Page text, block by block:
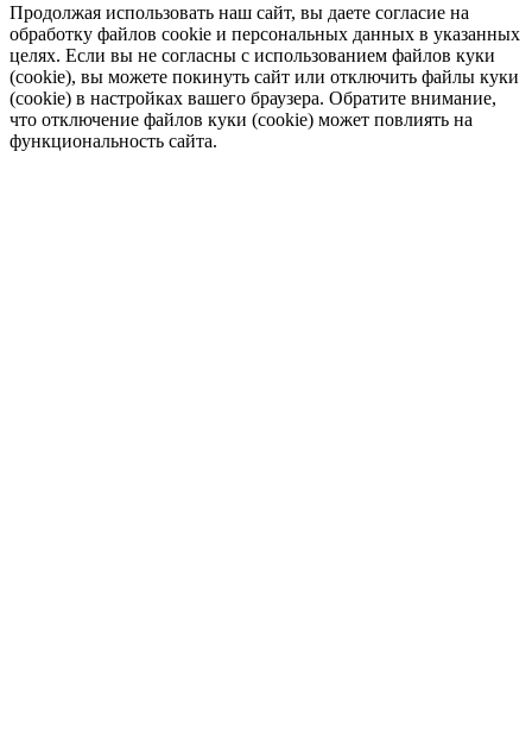
Продолжая использовать наш сайт, вы даете согласие на
обработку файлов cookie и персональных данных в указанных
целях. Если вы не согласны с использованием файлов куки
(cookie), вы можете покинуть сайт или отключить файлы куки
(cookie) в настройках вашего браузера. Обратите внимание,
что отключение файлов куки (cookie) может повлиять на
функциональность сайта.